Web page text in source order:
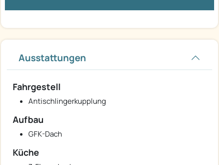
Ausstattungen
Fahrgestell
Antischlingerkupplung
Aufbau
GFK-Dach
Küche